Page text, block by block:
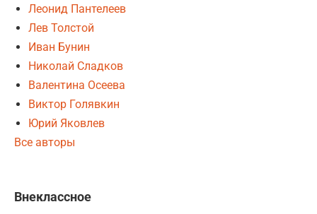
Леонид Пантелеев
Лев Толстой
Иван Бунин
Николай Сладков
Валентина Осеева
Виктор Голявкин
Юрий Яковлев
Все авторы
Внеклассное